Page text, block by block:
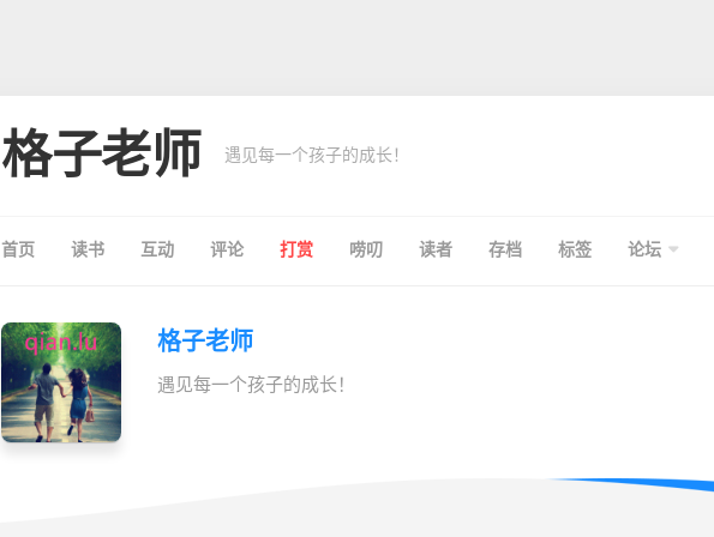
格子老师 遇见每一个孩子的成长！
首页 读书 互动 评论 打赏 唠叨 读者 存档 标签 论坛
格子老师
遇见每一个孩子的成长！